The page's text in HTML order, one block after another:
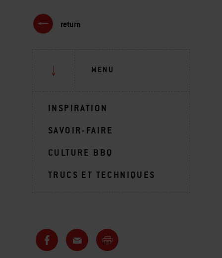
return
MENU
INSPIRATION
SAVOIR-FAIRE
CULTURE BBQ
TRUCS ET TECHNIQUES